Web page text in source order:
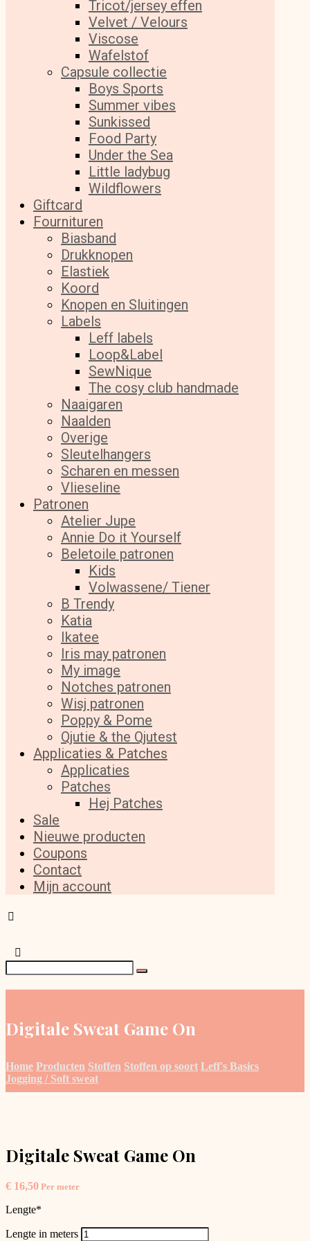
Tricot/jersey effen
Velvet / Velours
Viscose
Wafelstof
Capsule collectie
Boys Sports
Summer vibes
Sunkissed
Food Party
Under the Sea
Little ladybug
Wildflowers
Giftcard
Fournituren
Biasband
Drukknopen
Elastiek
Koord
Knopen en Sluitingen
Labels
Leff labels
Loop&Label
SewNique
The cosy club handmade
Naaigaren
Naalden
Overige
Sleutelhangers
Scharen en messen
Vlieseline
Patronen
Atelier Jupe
Annie Do it Yourself
Beletoile patronen
Kids
Volwassene/ Tiener
B Trendy
Katia
Ikatee
Iris may patronen
My image
Notches patronen
Wisj patronen
Poppy & Pome
Qjutie & the Qjutest
Applicaties & Patches
Applicaties
Patches
Hej Patches
Sale
Nieuwe producten
Coupons
Contact
Mijn account
Digitale Sweat Game On
Home Producten Stoffen Stoffen op soort Leff's Basics
Jogging / Soft sweat
Digitale Sweat Game On
€ 16,50 Per meter
Lengte*
Lengte in meters